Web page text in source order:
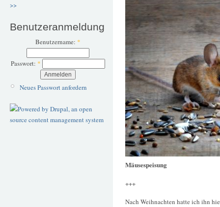
>>
Benutzeranmeldung
Benutzername: *
Passwort: *
Neues Passwort anfordern
Mäusespeisung
+++
Nach Weihnachten hatte ich ihn